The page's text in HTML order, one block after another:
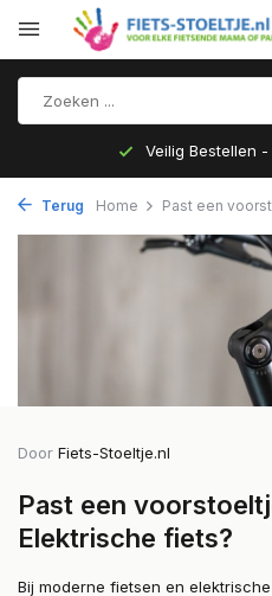
Top Kwaliteit
Terug Home Past een
Door Fiets-Stoeltje.nl
Past een
Elektrische fiets?
Bij moderne fietsen en